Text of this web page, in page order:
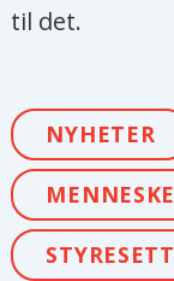
til det.
NYHETER
STYRESETT